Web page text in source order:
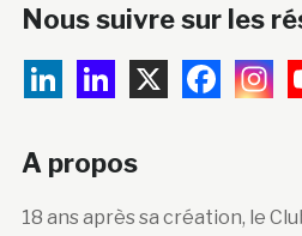
Nous suivre sur les
A propos
18 ans après sa création, le